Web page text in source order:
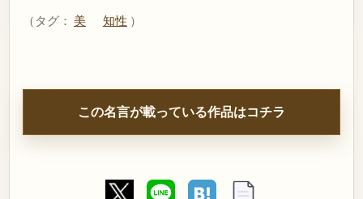
（タグ： 美 知性 ）
この名言が載っている作品はコチラ